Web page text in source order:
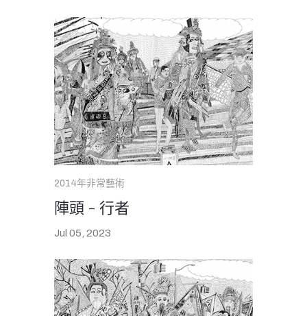
2014年非常藝術
陣頭 - 行者
Jul 05, 2023